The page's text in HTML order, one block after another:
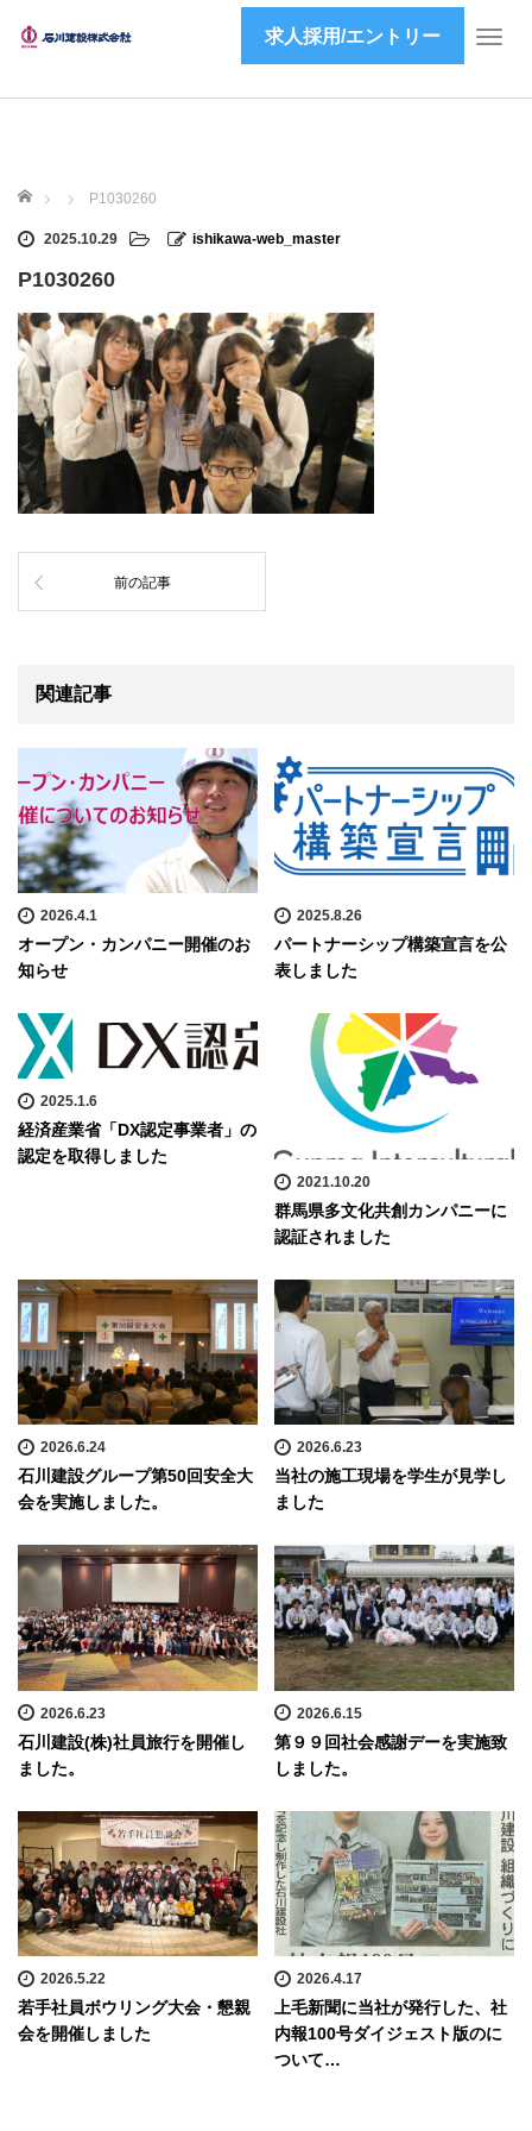
T
求人採用/エントリー
ホーム P1030260
2025.10.29 ishikawa-web_master
P1030260
前の記事
関連記事
2026.4.1
オープン・カンパニー開催のお
知らせ
2025.8.26
パートナーシップ構築宣言を公
表しました
2025.1.6
経済産業省「DX認定事業者」の
認定を取得しました
2021.10.20
群馬県多文化共創カンパニーに
認証されました
2026.6.24
石川建設グループ第50回安全大
会を実施しました。
2026.6.23
当社の施工現場を学生が見学し
ました
2026.6.23
石川建設(株)社員旅行を開催し
ました。
2026.6.15
第９９回社会感謝デーを実施致
しました。
2026.5.22
若手社員ボウリング大会・懇親
会を開催しました
2026.4.17
上毛新聞に当社が発行した、社
内報100号ダイジェスト版のに
ついて…